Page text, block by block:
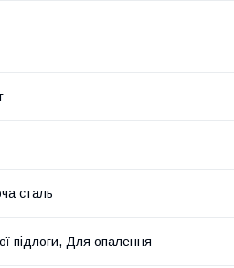
сталь
підлоги, Для опалення